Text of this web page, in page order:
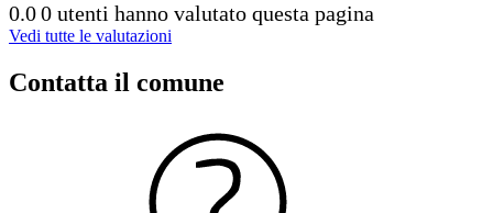
0.00 utenti hanno valutato questa pagina
Vedi tutte le valutazioni
Contatta il comune